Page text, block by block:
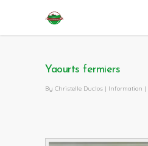
Yaourts fermiers
By Christelle Duclos | Information |